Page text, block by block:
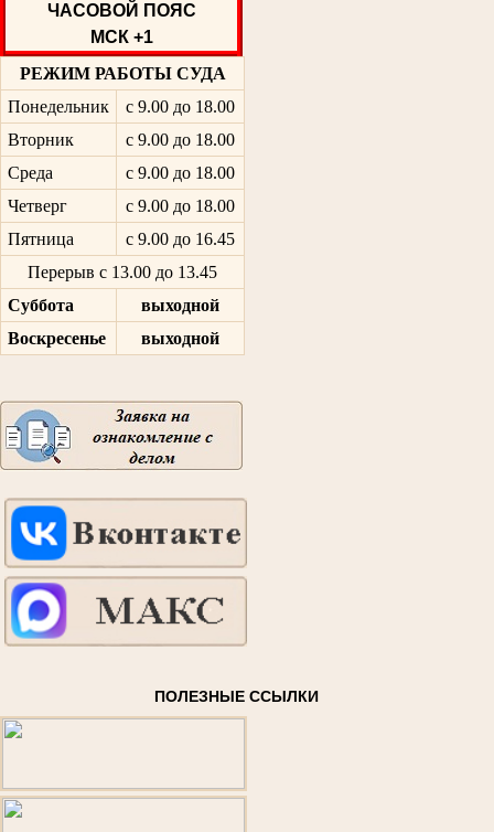
ЧАСОВОЙ ПОЯС
МСК +1
РЕЖИМ РАБОТЫ СУДА
Понедельник
с 9.00 до 18.00
Вторник
с 9.00 до 18.00
Среда
с 9.00 до 18.00
Четверг
с 9.00 до 18.00
Пятница
с 9.00 до 16.45
Перерыв с 13.00 до 13.45
Суббота
выходной
Воскресенье
выходной
ПОЛЕЗНЫЕ ССЫЛКИ